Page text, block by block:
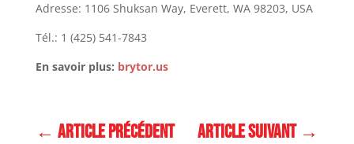
Adresse: 1106 Shuksan Way, Everett, WA 98203, USA
Tél.: 1 (425) 541-7843
En savoir plus: brytor.us
← Article précédent Article suivant→